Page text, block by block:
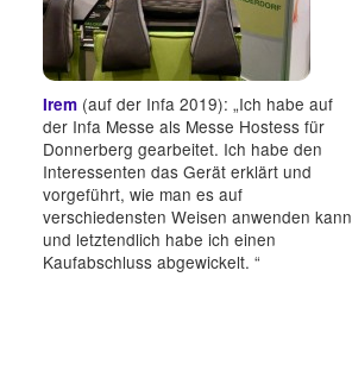
Irem(auf der Infa 2019): „Ich habe auf
der Infa Messe als Messe Hostess für
Donnerberg gearbeitet. Ich habe den
Interessenten das Gerät erklärt und
vorgeführt, wie man es auf
verschiedensten Weisen anwenden kann
und letztendlich habe ich einen
Kaufabschluss abgewickelt. “